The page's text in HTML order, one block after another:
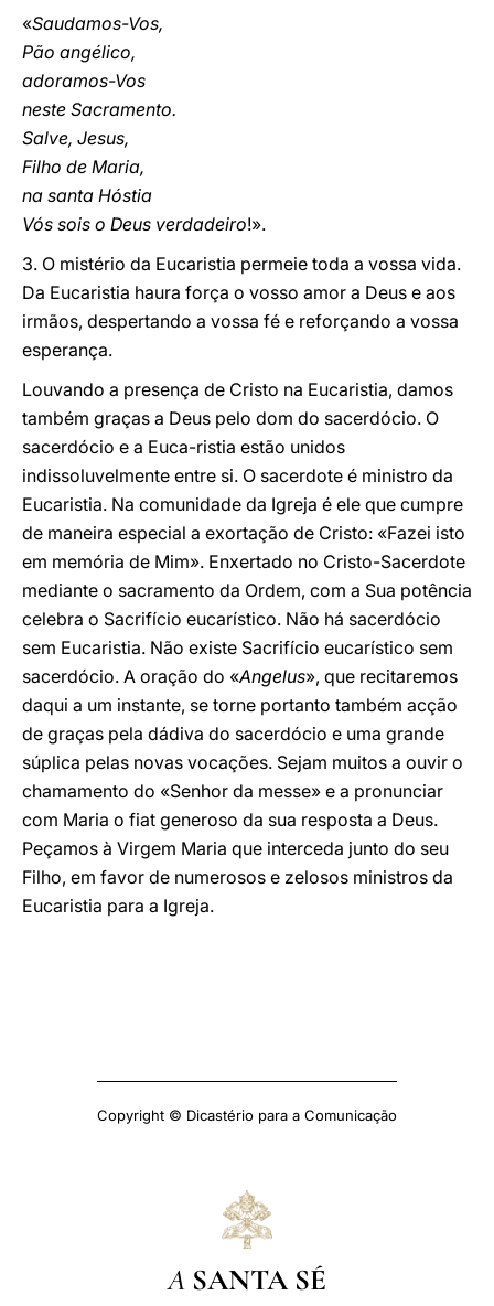
«Saudamos-Vos,
Pão angélico,
adoramos-Vos
neste Sacramento.
Salve, Jesus,
Filho de Maria,
na santa Hóstia
Vós sois o Deus verdadeiro!».
3. O mistério da Eucaristia permeie toda a vossa vida.
Da Eucaristia haura força o vosso amor a Deus e aos
irmãos, despertando a vossa fé e reforçando a vossa
esperança.
Louvando a presença de Cristo na Eucaristia, damos
também graças a Deus pelo dom do sacerdócio. O
sacerdócio e a Euca-ristia estão unidos
indissoluvelmente entre si. O sacerdote é ministro da
Eucaristia. Na comunidade da Igreja é ele que cumpre
de maneira especial a exortação de Cristo: «Fazei isto
em memória de Mim». Enxertado no Cristo-Sacerdote
mediante o sacramento da Ordem, com a Sua potência
celebra o Sacrifício eucarístico. Não há sacerdócio
sem Eucaristia. Não existe Sacrifício eucarístico sem
sacerdócio. A oração do «Angelus», que recitaremos
daqui a um instante, se torne portanto também acção
de graças pela dádiva do sacerdócio e uma grande
súplica pelas novas vocações. Sejam muitos a ouvir o
chamamento do «Senhor da messe» e a pronunciar
com Maria o fiat generoso da sua resposta a Deus.
Peçamos à Virgem Maria que interceda junto do seu
Filho, em favor de numerosos e zelosos ministros da
Eucaristia para a Igreja.
Copyright © Dicastério para a Comunicação
A SANTA SÉ